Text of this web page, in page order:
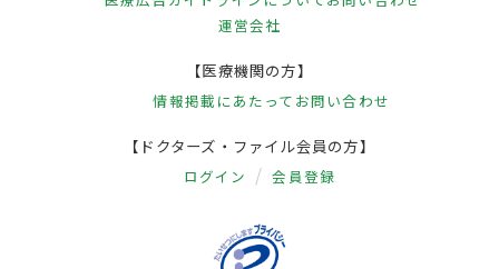
運営会社
【医療機関の方】
情報掲載にあたって お問い合わせ
【ドクターズ・ファイル会員の方】
ログイン 会員登録